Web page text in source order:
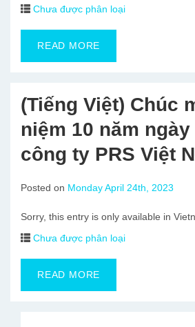
Chưa được phân loại
READ MORE
(Tiếng Việt) Chúc
niệm 10 năm
công ty PRS Việt
Posted on Monday April 24th, 2023
Sorry, this entry is only available in
Chưa được phân loại
READ MORE